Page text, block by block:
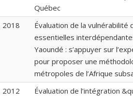
Québec
2018
Évaluation de la vulnérabilité
essentielles
Yaoundé : s’appuyer sur
pour proposer une
métropoles de l’Afrique
2012
Évaluation de l’intégration